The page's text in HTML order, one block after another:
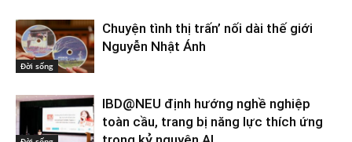
Đời sống
Chuyện tình thị trấn’ nối dài thế giới
Nguyễn Nhật Ánh
IBD@NEU định hướng nghề nghiệp
toàn cầu, trang bị năng lực thích ứng